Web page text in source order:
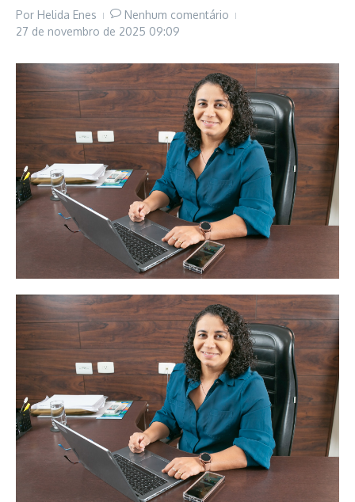
Por Helida Enes
Nenhum comentário
27 de novembro de 2025 09:09